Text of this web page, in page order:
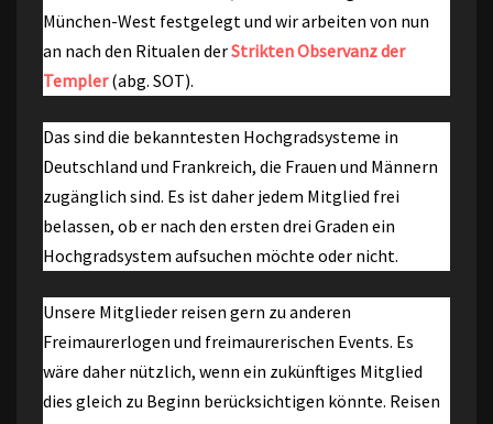
München-West festgelegt und wir arbeiten von nun
an nach den Ritualen derStrikten Observanz der
Templer(abg. SOT).
Das sind die bekanntesten Hochgradsysteme in
Deutschland und Frankreich, die Frauen und Männern
zugänglich sind. Es ist daher jedem Mitglied frei
belassen, ob er nach den ersten drei Graden ein
Hochgradsystem aufsuchen möchte oder nicht.
Unsere Mitglieder reisen gern zu anderen
Freimaurerlogen und freimaurerischen Events. Es
wäre daher nützlich, wenn ein zukünftiges Mitglied
dies gleich zu Beginn berücksichtigen könnte. Reisen